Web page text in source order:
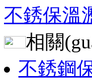
不銹保溫
相關
不銹鋼